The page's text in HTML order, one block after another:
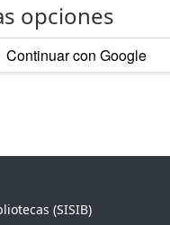
opciones
Continuar con Google
(SISIB)